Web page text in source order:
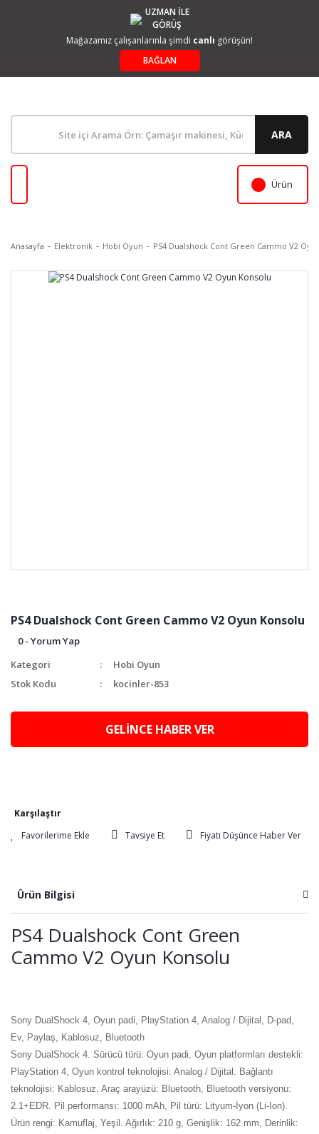
UZMAN İLE
GÖRÜŞ
Mağazamız çalışanlarınla şimdi canlı görüşün!
BAĞLAN
ARA
Ürün
Anasayfa Elektronik Hobi Oyun PS4 Dualshock Cont Green Cammo V2
PS4 Dualshock Cont Green Cammo V2 Oyun Konsolu
0 - Yorum Yap
Kategori
Hobi Oyun
Stok Kodu
kocinler-853
GELİNCE HABER VER
Karşılaştır
Tavsiye Et
Fiyatı Düşünce Haber Ver
Ürün Bilgisi
PS4 Dualshock Cont Green
Cammo V2 Oyun Konsolu
Sony DualShock 4, Oyun padi, PlayStation 4, Analog / Dijital, D-pad,
Ev, Paylaş, Kablosuz, Bluetooth
Sony DualShock 4. Sürücü türü: Oyun padi, Oyun platformları destekli:
PlayStation 4, Oyun kontrol teknolojisi: Analog / Dijital. Bağlantı
teknolojisi: Kablosuz, Araç arayüzü: Bluetooth, Bluetooth versiyonu:
2.1+EDR. Pil performansı: 1000 mAh, Pil türü: Lityum-İyon (Li-Ion).
Ürün rengi: Kamuflaj, Yeşil. Ağırlık: 210 g, Genişlik: 162 mm, Derinlik: